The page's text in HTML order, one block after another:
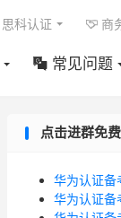
 常见问题
思科认证  商
点击进群免
华为认证备
华为认证